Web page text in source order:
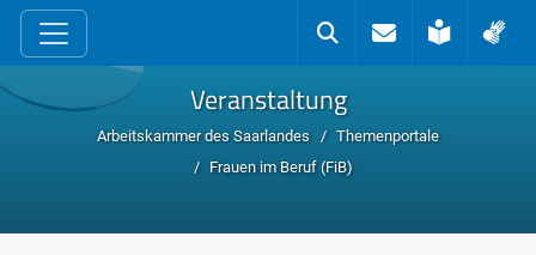
zum Inhalt
SucheKontakt
Leichte
Veranstaltung
Arbeitskammer des Saarlandes
Themenportale
Frauen im Beruf (FiB)